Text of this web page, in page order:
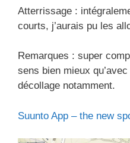
Atterrissage :
courts, j’aurais pu les
Remarques : super
sens bien mieux
décollage notamment.
Suunto App – the new